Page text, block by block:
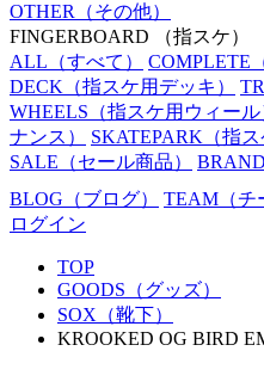
OTHER （その他）
FINGERBOARD
（指スケ）
ALL （すべて） COMPLETE
DECK （指スケ用デッキ）
WHEELS （指スケ用ウィール
ナンス）
SKATEPARK （指
SALE （セール商品）
BLOG （ブログ） TEAM （チ
ログイン
TOP
GOODS（グッズ）
SOX（靴下）
KROOKED OG BIRD